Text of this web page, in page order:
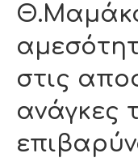
στις
ανάγκες